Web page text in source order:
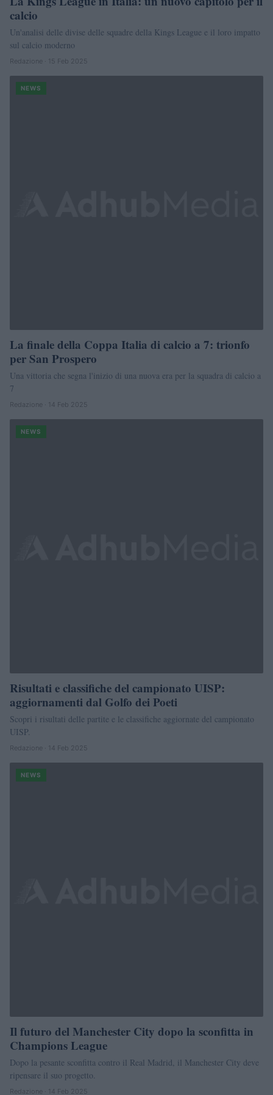
calcio
Un'analisi delle divise delle squadre della Kings League e il loro impatto
sul calcio moderno
Redazione · 15 Feb 2025
NEWS
La finale della Coppa Italia di calcio a 7: trionfo
per San Prospero
Una vittoria che segna l'inizio di una nuova era per la squadra di calcio a
7
Redazione · 14 Feb 2025
NEWS
Risultati e classifiche del campionato UISP:
aggiornamenti dal Golfo dei Poeti
Scopri i risultati delle partite e le classifiche aggiornate del campionato
UISP.
Redazione · 14 Feb 2025
NEWS
Il futuro del Manchester City dopo la sconfitta in
Champions League
Dopo la pesante sconfitta contro il Real Madrid, il Manchester City deve
ripensare il suo progetto.
Redazione · 14 Feb 2025